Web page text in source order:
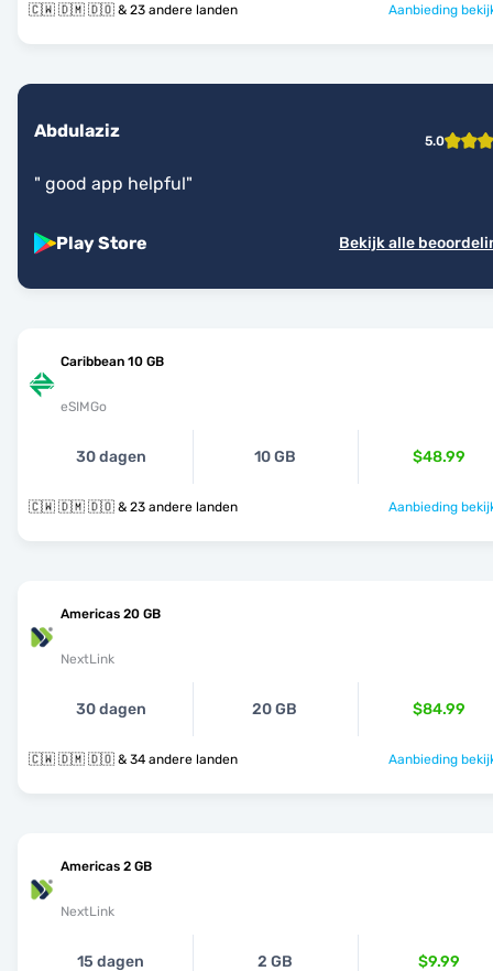
🇨🇼 🇩🇲 🇩🇴 & 23 andere landen Aanbieding
Abdulaziz 5.0
" good app helpful"
Play Store Bekijk alle
Caribbean 10 GB
eSIMGo
30 dagen 10 GB $48.99
🇨🇼 🇩🇲 🇩🇴 & 23 andere landen Aanbieding
Americas 20 GB
NextLink
30 dagen 20 GB $84.99
🇨🇼 🇩🇲 🇩🇴 & 34 andere landen Aanbieding
Americas 2 GB
NextLink
15 dagen 2 GB $9.99